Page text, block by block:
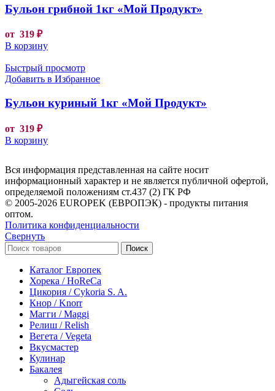
Бульон грибной 1кг «Мой Продукт»
от 319 ₽
В корзину
Быстрый просмотр
Добавить в Избранное
Бульон куриный 1кг «Мой Продукт»
от 319 ₽
В корзину
Вся информация представленная на сайте носит
информационный характер и не является публичной офертой,
определяемой положениям ст.437 (2) ГК РФ
© 2005-2026 EUROPEK (ЕВРОПЭК) - продукты питания
оптом.
Политика конфиденциальности
Свернуть
Поиск
Каталог Европек
Хорека / HoReCa
Цикория / Cykoria S. A.
Кнор / Knorr
Магги / Maggi
Релиш / Relish
Вегета / Vegeta
Вкусмастер
Кулинар
Бакалея
Адыгейская соль